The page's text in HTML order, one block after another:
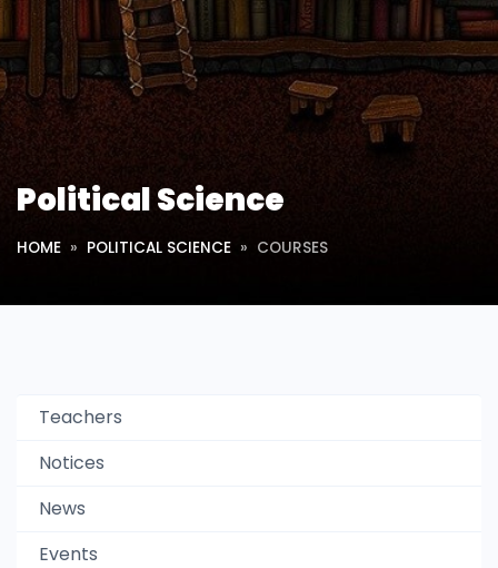
Political Science
HOME POLITICAL SCIENCE COURSES
Teachers
Notices
News
Events